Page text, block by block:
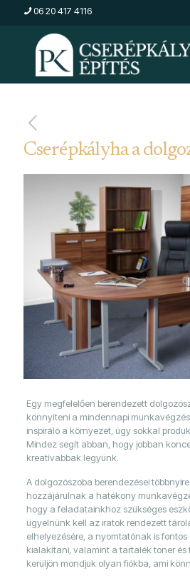
06 20 417 4116
Cserépkályha a
Egy megfelelően berendezett
könnyíteni a mindennapi
inspiráló a környezet, úgy sokkal
Mindez segít abban, hogy jobban
kreatívabbak legyünk.
A dolgozószoba berendezései
hozzájárulnak a hatékony
hogy a feladatainkhoz szükséges
ügyelnünk kell az iratok rendezett
elhelyezésére, a nyomtatónak is
kialakítani, valamint a tartalék toner és
kerüljön mondjuk olyan fiókba, ami